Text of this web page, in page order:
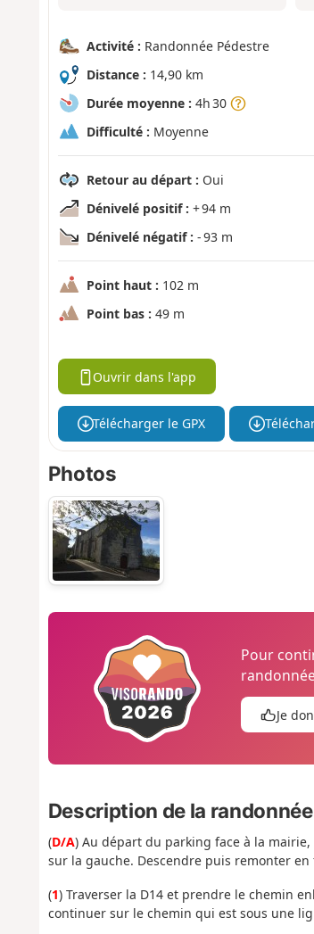
Activité : Randonnée Pédestre
Distance : 14,90 km
Durée moyenne : 4h 30
Difficulté : Moyenne
Retour au départ : Oui
Dénivelé positif : + 94 m
Dénivelé négatif : - 93 m
Point haut : 102 m
Point bas : 49 m
Ouvrir dans l'app
Télécharger le GPX
Photos
Pour
Je
Description de la randonnée
(D/A) Au départ du parking face à la
sur la gauche. Descendre puis remonter
(1) Traverser la D14 et prendre le chemin
continuer sur le chemin qui est sous une